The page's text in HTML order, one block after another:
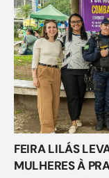
FEIRA LILÁS
MULHERES À